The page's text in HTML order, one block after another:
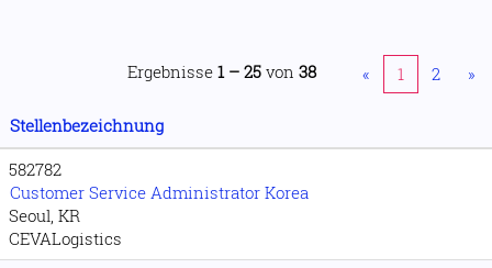
Ergebnisse 1 – 25 von 38 « 1 2 »
Stellenbezeichnung
582782
Customer Service Administrator Korea
Seoul, KR
CEVALogistics